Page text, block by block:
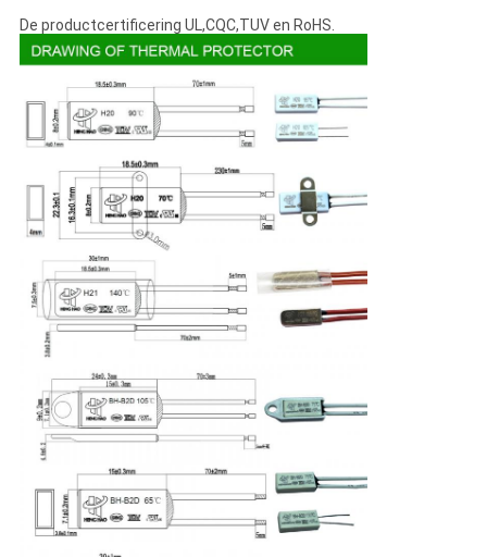
De productcertificering UL,CQC,TUV en RoHS.